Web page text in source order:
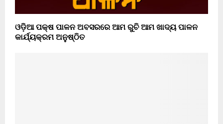
ଓଡ଼ିଆ ପକ୍ଷ ପାଳନ ଅବସରରେ ଆମ ରୁଚି ଆମ ଖାଦ୍ୟ ପାଳନ
କାର୍ଯ୍ୟକ୍ରମ ଅନୁଷ୍ଠିତ